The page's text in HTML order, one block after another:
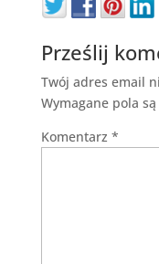
Prześlij
Twój adres email
Wymagane pola
Komentarz *